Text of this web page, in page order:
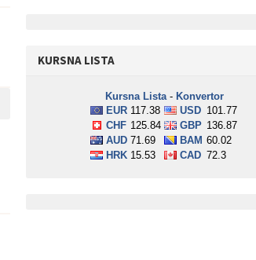
KURSNA LISTA